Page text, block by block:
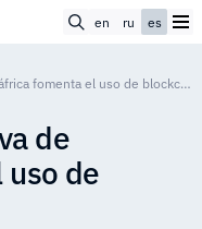
en ru es
El Banco de la Reserva de Sudáfrica fomenta el uso de blockchain
de
de